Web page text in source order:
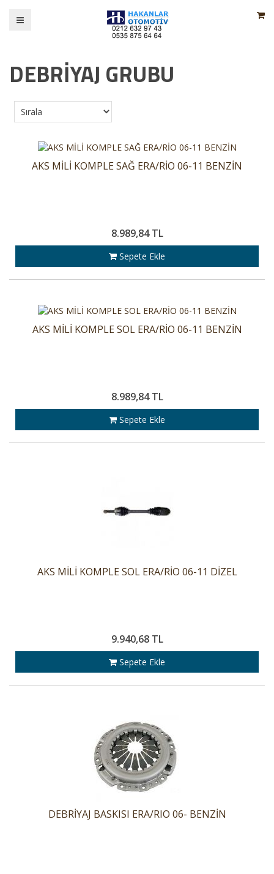
DEBRİYAJ GRUBU
AKS MİLİ KOMPLE SAĞ ERA/RİO 06-11 BENZİN
8.989,84 TL
Sepete Ekle
AKS MİLİ KOMPLE SOL ERA/RİO 06-11 BENZİN
8.989,84 TL
Sepete Ekle
AKS MİLİ KOMPLE SOL ERA/RİO 06-11 DİZEL
9.940,68 TL
Sepete Ekle
DEBRİYAJ BASKISI ERA/RIO 06- BENZİN